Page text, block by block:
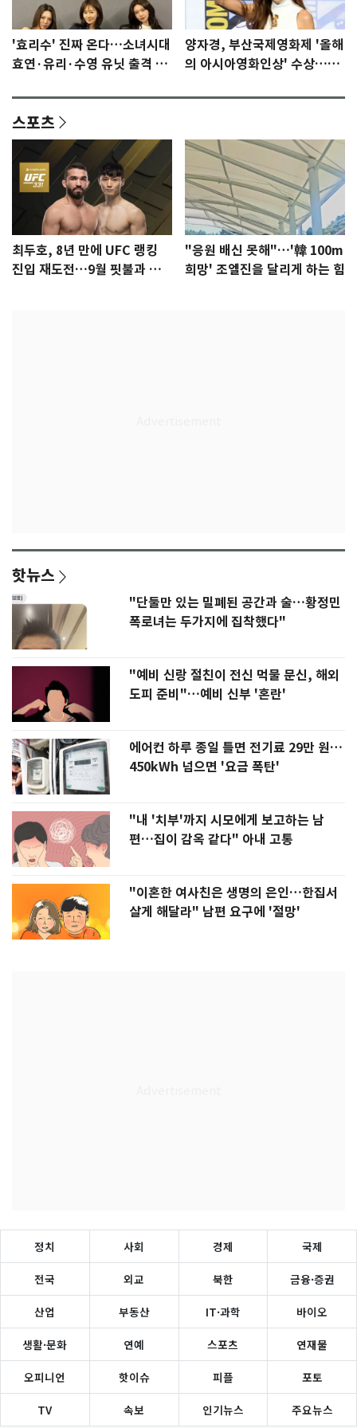
'효리수' 진짜 온다…소녀시대
효연·유리·수영 유닛 출격 [N
양자경, 부산국제영화제 '올해
의 아시아영화인상' 수상…15
스포츠
최두호, 8년 만에 UFC 랭킹
진입 재도전…9월 핏불과 대
"응원 배신 못해"…'韓 100m
희망' 조엘진을 달리게 하는 힘
핫뉴스
"단둘만 있는 밀폐된 공간과 술…황정민
폭로녀는 두가지에 집착했다"
"예비 신랑 절친이 전신 먹물 문신, 해외
도피 준비"…예비 신부 '혼란'
에어컨 하루 종일 틀면 전기료 29만 원…
450kWh 넘으면 '요금 폭탄'
"내 '치부'까지 시모에게 보고하는 남
편…집이 감옥 같다" 아내 고통
"이혼한 여사친은 생명의 은인…한집서
살게 해달라" 남편 요구에 '절망'
정치 사회 경제 국제
전국 외교 북한 금융·증권
산업 부동산 IT·과학 바이오
생활·문화 연예 스포츠 연재물
오피니언 핫이슈 피플 포토
TV 속보 인기뉴스 주요뉴스